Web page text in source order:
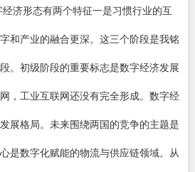
济形态有两个特征一是习惯行业的互
和产业的融合更深。这三个阶段是我铭
。初级阶段的重要标志是数字经济发展
，工业互联网还没有完全形成。数字经
展格局。未来围绕两国的竞争的主题是
是数字化赋能的物流与供应链领域。从